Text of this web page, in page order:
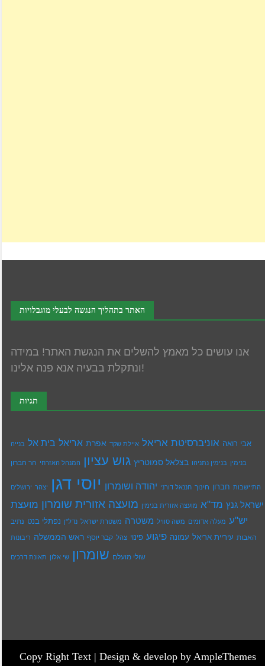
האתר בתהליך הנגשה לבעלי מוגבלויות
אנו עושים כל מאמץ להשלים את הנגשת האתר! במידה
ונתקלת בבעיה אנא פנה אלינו!
תגיות
אבי רואה אוניברסיטת אריאל איילת שקד אפרת אריאל בית אל בנייה
בנימין בנימין נתניהו בצלאל סמוטריץ גוש עציון המנהל האזרחי הר חברון
התיישבות חברון חינוך חננאל דורני יהודה ושומרון יוסי דגן יצהר ירושלים
ישראל גנץ מד"א מועצה אזורית בנימין מועצה אזורית שומרון מועצת
יש''ע מעלה אדומים משה סוויל משטרה משטרת ישראל נדל''ן נפתלי בנט נתיב
האבות עיריית אריאל עמונה פיגוע פינוי צהל קבר יוסף ראש הממשלה ריבונות
שולי מועלם שומרון שי אלון תאונת דרכים
Copy Right Text | Design & develop by AmpleThemes